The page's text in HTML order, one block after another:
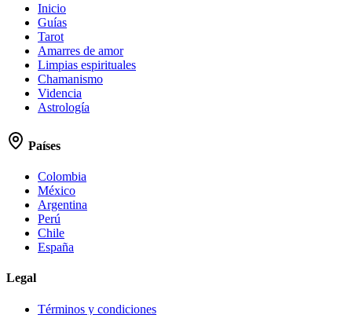
Inicio
Guías
Tarot
Amarres de amor
Limpias espirituales
Chamanismo
Videncia
Astrología
Países
Colombia
México
Argentina
Perú
Chile
España
Legal
Términos y condiciones